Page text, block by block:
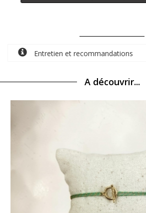
Entretien et recommandations
A découvrir...